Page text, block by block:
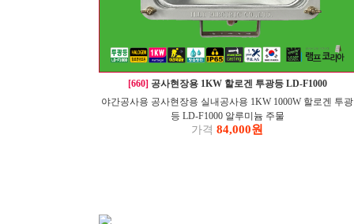
[660] 공사현장용 1KW 할로겐 투광등 LD-F1000
야간공사용 공사현장용 실내공사용 1KW 1000W 할로겐 투광
등 LD-F1000 알루미늄 주물
가격 84,000원